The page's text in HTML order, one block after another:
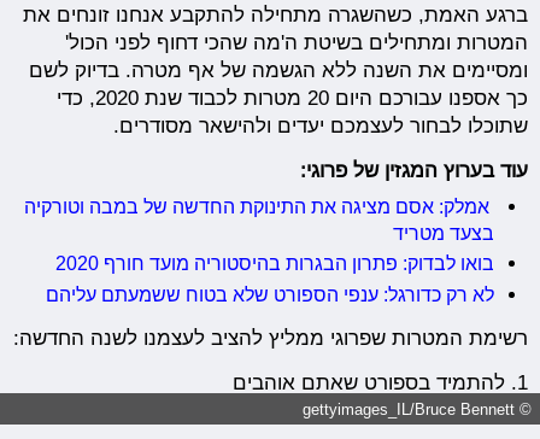
ברגע האמת, כשהשגרה מתחילה להתקבע אנחנו זונחים את
המטרות ומתחילים בשיטת ה'מה שהכי דחוף לפני הכול'
ומסיימים את השנה ללא הגשמה של אף מטרה. בדיוק לשם
כך אספנו עבורכם היום 20 מטרות לכבוד שנת 2020, כדי
שתוכלו לבחור לעצמכם יעדים ולהישאר מסודרים.
עוד בערוץ המגזין של פרוגי:
אמלק: אסם מציגה את התינוקת החדשה של במבה וטורקיה
בצעד מטריד
בואו לבדוק: פתרון הבגרות בהיסטוריה מועד חורף 2020
לא רק כדורגל: ענפי הספורט שלא בטוח ששמעתם עליהם
רשימת המטרות שפרוגי ממליץ להציב לעצמנו לשנה החדשה:
1. להתמיד בספורט שאתם אוהבים
© gettyimages_IL/Bruce Bennett